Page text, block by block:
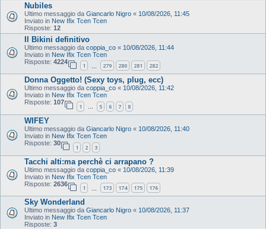
Nubiles
Ultimo messaggio da Giancarlo Nigro « 10/08/2026, 11:45
Inviato in New Ifix Tcen Tcen
Risposte: 12
Il Bikini definitivo
Ultimo messaggio da coppia_co « 10/08/2026, 11:44
Inviato in New Ifix Tcen Tcen
Risposte: 4224
1 279 280 281 282
Donna Oggetto! (Sexy toys, plug, ecc)
Ultimo messaggio da coppia_co « 10/08/2026, 11:42
Inviato in New Ifix Tcen Tcen
Risposte: 107
1 … 5 6 7 8
WIFEY
Ultimo messaggio da Giancarlo Nigro « 10/08/2026, 11:40
Inviato in New Ifix Tcen Tcen
Risposte: 30
1 2 3
Tacchi alti:ma perchè ci arrapano ?
Ultimo messaggio da coppia_co « 10/08/2026, 11:39
Inviato in New Ifix Tcen Tcen
Risposte: 2636
1 173 174 175 176
Sky Wonderland
Ultimo messaggio da Giancarlo Nigro « 10/08/2026, 11:37
Inviato in New Ifix Tcen Tcen
Risposte: 3